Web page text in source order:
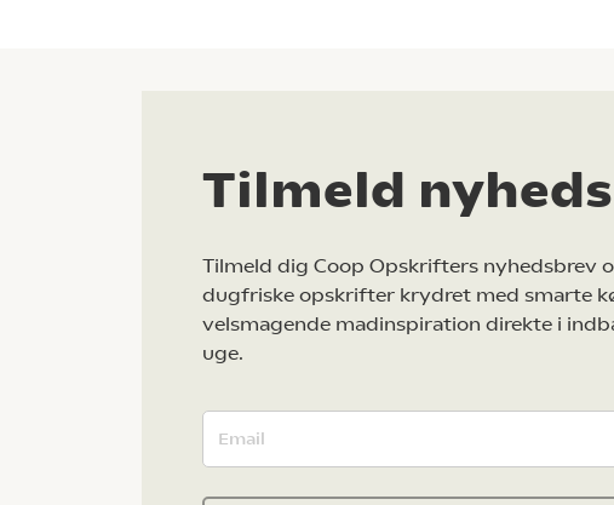
Tilmeld
Tilmeld dig Coop Opskrifters nyhedsbrev
dugfriske opskrifter krydret med smarte
velsmagende madinspiration direkte i
uge.